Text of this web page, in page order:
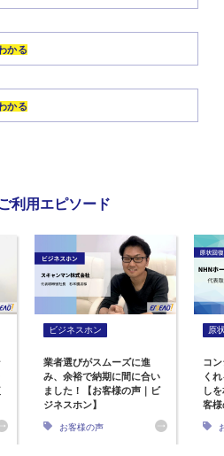
かる
かる
利用エピソード
ビジネスホン
業者選びがスムーズに進
み、余裕で納期に間に合い
ました！【お客様の声｜ビ
ジネスホン】
お客様の声
原
コ
く
し
客